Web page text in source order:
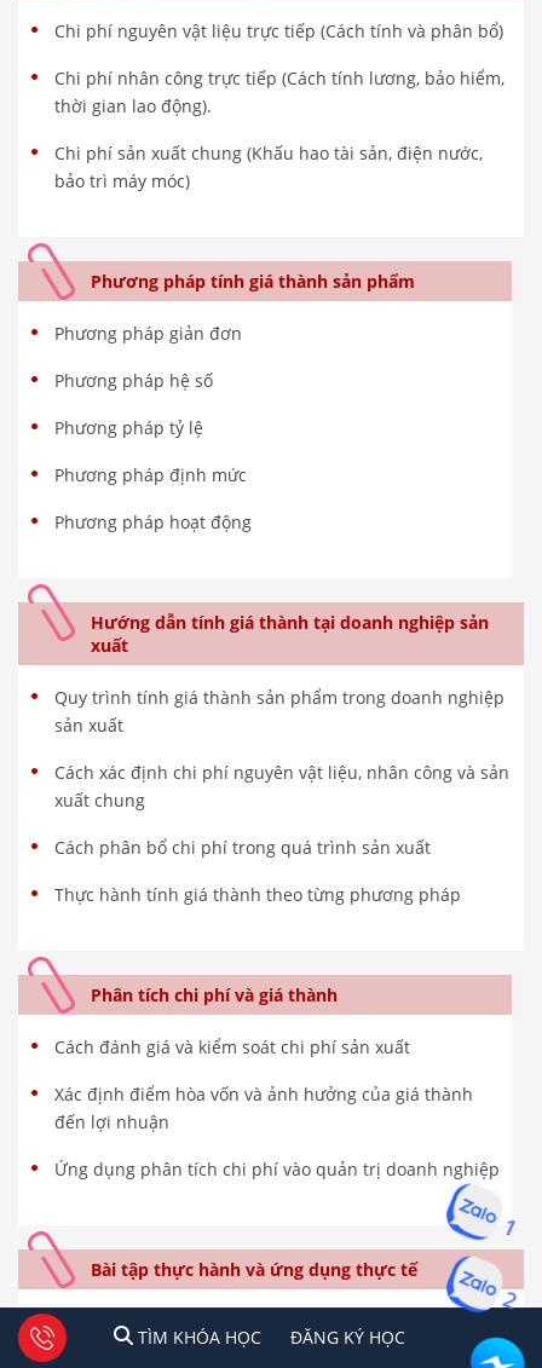
Chi phí nguyên vật liệu trực tiếp (Cách tính và phân bổ)
Chi phí nhân công trực tiếp (Cách tính lương, bảo hiểm,
thời gian lao động).
Chi phí sản xuất chung (Khấu hao tài sản, điện nước,
bảo trì máy móc)
Phương pháp tính giá thành sản phẩm
Phương pháp giản đơn
Phương pháp hệ số
Phương pháp tỷ lệ
Phương pháp định mức
Phương pháp hoạt động
Hướng dẫn tính giá thành tại doanh nghiệp sản
xuất
Quy trình tính giá thành sản phẩm trong doanh nghiệp
sản xuất
Cách xác định chi phí nguyên vật liệu, nhân công và sản
xuất chung
Cách phân bổ chi phí trong quá trình sản xuất
Thực hành tính giá thành theo từng phương pháp
Phân tích chi phí và giá thành
Cách đánh giá và kiểm soát chi phí sản xuất
Xác định điểm hòa vốn và ảnh hưởng của giá thành
đến lợi nhuận
Ứng dụng phân tích chi phí vào quản trị doanh nghiệp
Bài tập thực hành và ứng dụng thực tế
Thực hành lập bảng tính giá thành sản phẩm trong
Excel và hạch toán trên phần mềm Misa
TÌM KHÓA HỌC ĐĂNG KÍ HỌC
1 2 Tư vấn facebook
TÌM KHÓA HỌC ĐĂNG KÝ HỌC
1
2